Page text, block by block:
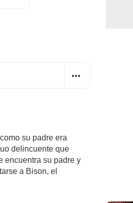
su padre era
delincuente que
encuentra su padre y
a Bison, el